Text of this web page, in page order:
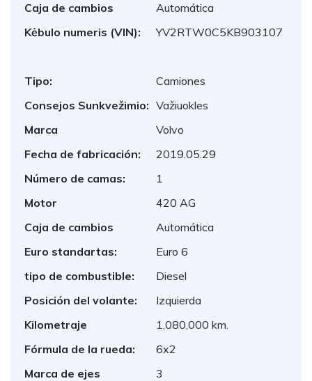
Caja de cambios
Automática
Kėbulo numeris (VIN):
YV2RTW0C5KB903107
Tipo:
Camiones
Consejos Sunkvežimio: Važiuokles
Marca
Volvo
Fecha de fabricación:
2019.05.29
Número de camas:
1
Motor
420 AG
Caja de cambios
Automática
Euro standartas:
Euro 6
tipo de combustible:
Diesel
Posición del volante:
Izquierda
Kilometraje
1,080,000 km.
Fórmula de la rueda:
6x2
Marca de ejes
3